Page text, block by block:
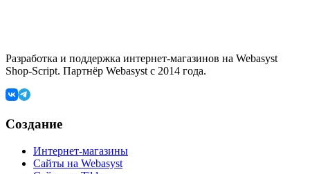
Разработка и поддержка интернет-магазинов на Webasyst
Shop-Script. Партнёр Webasyst с 2014 года.
Создание
Интернет-магазины
Сайты на Webasyst